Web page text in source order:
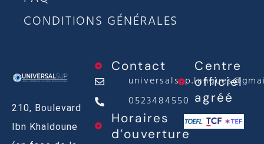
CONDITIONS GÉNÉRALES
210, Boulevard
Ibn Khaldoune
Contact
0523484550
Horaires
d’ouverture
Centre
officiel
agréé